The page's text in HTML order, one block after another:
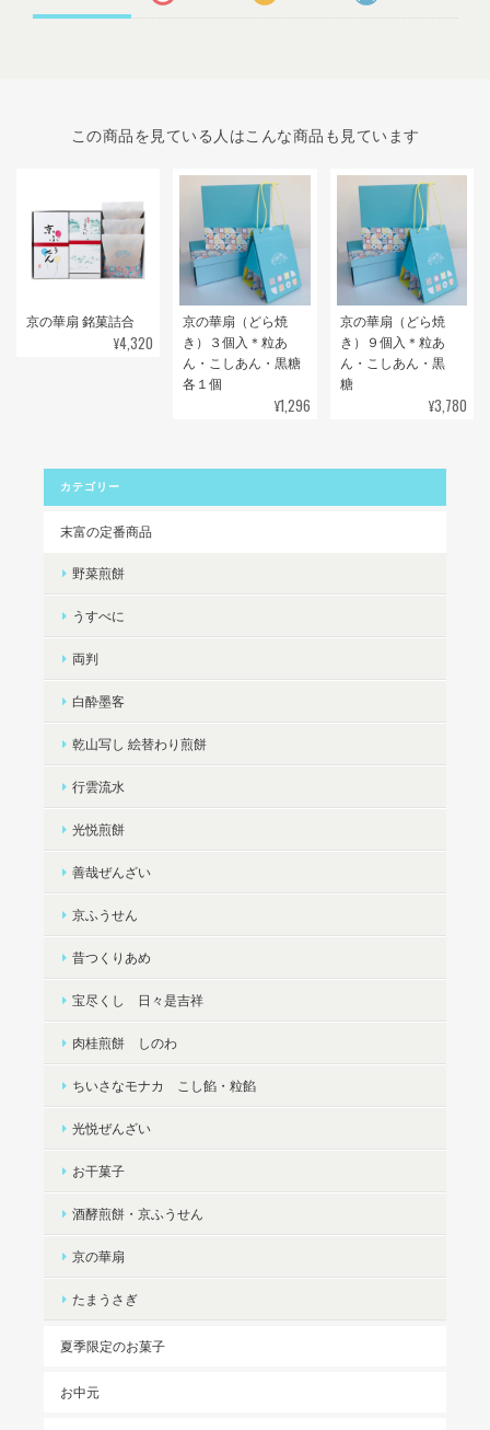
この商品を見ている人はこんな商品も見ています
京の華扇 銘菓詰合
¥4,320
京の華扇（どら焼
き）３個入＊粒あ
ん・こしあん・黒糖
各１個
¥1,296
京の華扇（どら焼
き）９個入＊粒あ
ん・こしあん・黒
糖
¥3,780
カテゴリー
末富の定番商品
野菜煎餅
うすべに
両判
白酔墨客
乾山写し 絵替わり煎餅
行雲流水
光悦煎餅
善哉ぜんざい
京ふうせん
昔つくりあめ
宝尽くし 日々是吉祥
肉桂煎餅 しのわ
ちいさなモナカ こし餡・粒餡
光悦ぜんざい
お干菓子
酒酵煎餅・京ふうせん
京の華扇
たまうさぎ
夏季限定のお菓子
お中元